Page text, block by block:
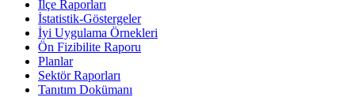
İlçe Raporları
İstatistik-Göstergeler
İyi Uygulama Örnekleri
Ön Fizibilite Raporu
Planlar
Sektör Raporları
Tanıtım Dokümanı